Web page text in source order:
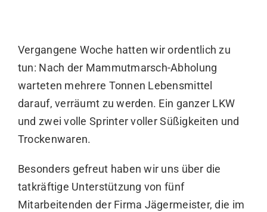
Vergangene Woche hatten wir ordentlich zu
tun: Nach der Mammutmarsch-Abholung
warteten mehrere Tonnen Lebensmittel
darauf, verräumt zu werden. Ein ganzer LKW
und zwei volle Sprinter voller Süßigkeiten und
Trockenwaren.
Besonders gefreut haben wir uns über die
tatkräftige Unterstützung von fünf
Mitarbeitenden der Firma Jägermeister, die im